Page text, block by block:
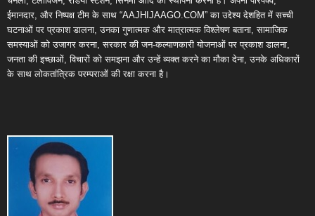
ईमानदार, और निष्पक्ष टीम के साथ “AAJHIJAAGO.COM” का उद्देश्य देशहित में सच्ची
घटनाओं पर प्रकाश डालना, उनका गुणात्मक और मात्रात्मक विश्लेषण बताना, सामाजिक
समस्याओं को उजागर करना, सरकार की जन-कल्याणकारी योजनाओं पर प्रकाश डालना,
जनता की इच्छाओं, विचारों को समझना और उन्हें व्यक्त करने का मौका देना, उनके अधिकारों
के साथ लोकतांत्रिक परम्पराओं की रक्षा करना है।